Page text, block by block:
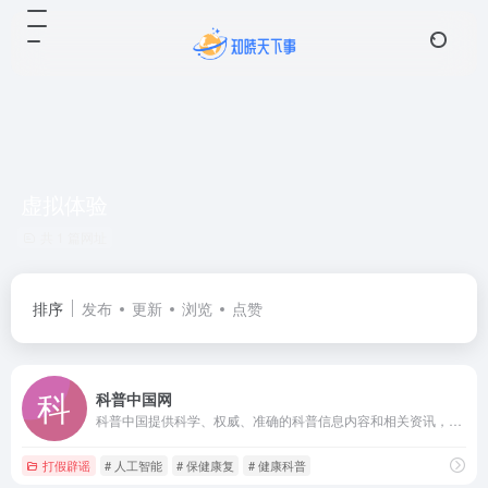
排序 发布 更新 浏览 点赞
科普中国网
打假辟谣 # 人工智能 # 保健康复 # 健康科普